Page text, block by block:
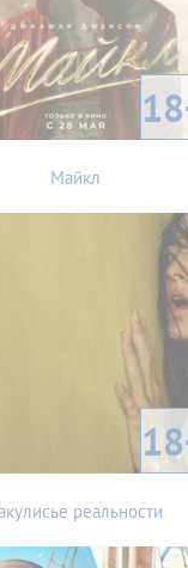
Майкл
реальности